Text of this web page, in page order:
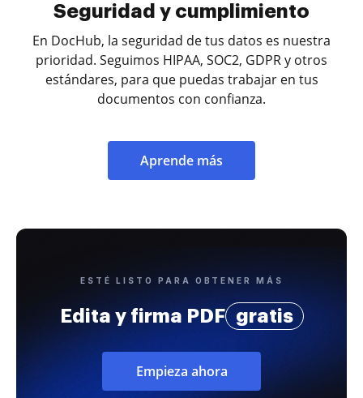
Seguridad y cumplimiento
En DocHub, la seguridad de tus datos es nuestra
prioridad. Seguimos HIPAA, SOC2, GDPR y otros
estándares, para que puedas trabajar en tus
documentos con confianza.
Aprende más
ESTÉ LISTO PARA OBTENER MÁS
Edita y firma PDF gratis
Empieza ahora